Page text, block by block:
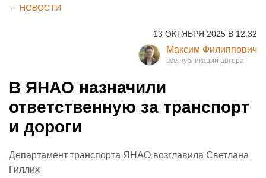
← НОВОСТИ
13 ОКТЯБРЯ 2025 В 12:32
Максим Филиппович
В ЯНАО назначили
ответственную за транспорт
и дороги
Департамент транспорта ЯНАО возглавила Светлана
Гиллих